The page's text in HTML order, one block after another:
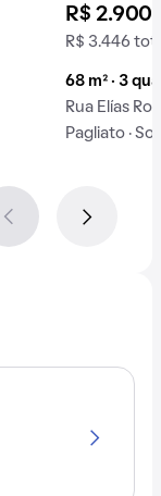
R$ 2.900
R$ 3.446
68 m² · 3
Rua Elías
Pagliato ·